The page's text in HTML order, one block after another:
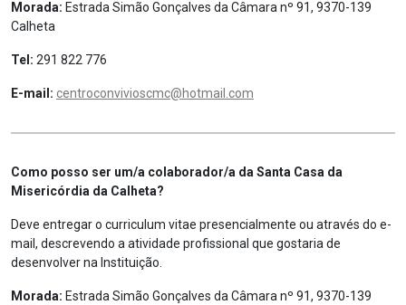
Morada: Estrada Simão Gonçalves da Câmara nº 91, 9370-139
Calheta
Tel: 291 822 776
E-mail: centroconvivioscmc@hotmail.com
Como posso ser um/a colaborador/a da Santa Casa da
Misericórdia da Calheta?
Deve entregar o curriculum vitae presencialmente ou através do e-
mail, descrevendo a atividade profissional que gostaria de
desenvolver na Instituição.
Morada: Estrada Simão Gonçalves da Câmara nº 91, 9370-139